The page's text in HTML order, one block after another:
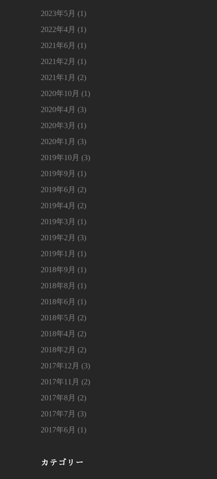
2023年5月 (1)
2022年4月 (1)
2021年6月 (1)
2021年2月 (1)
2021年1月 (2)
2020年10月 (1)
2020年4月 (3)
2020年3月 (1)
2020年1月 (3)
2019年10月 (3)
2019年9月 (1)
2019年6月 (2)
2019年4月 (2)
2019年3月 (1)
2019年2月 (3)
2019年1月 (1)
2018年9月 (1)
2018年8月 (1)
2018年6月 (1)
2018年5月 (2)
2018年4月 (2)
2018年2月 (2)
2017年12月 (3)
2017年11月 (2)
2017年8月 (2)
2017年7月 (3)
2017年6月 (1)
カテゴリー